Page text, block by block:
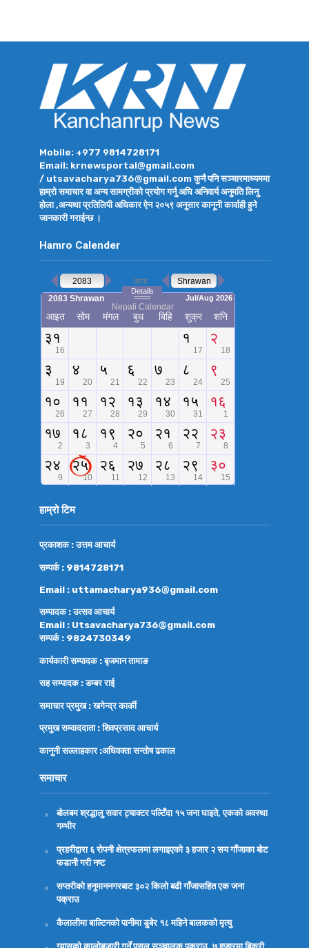
Mobile: +977 9814728171
Email: krnewsportal@gmail.com
/ utsavacharya736@gmail.com कुनै पनि सञ्चारमाध्यममा
हाम्रो समाचार वा अन्य सामग्रीको प्रयोग गर्नु अघि अनिवार्य अनुमति लिनु
होला ,अन्यथा प्रतिलिपी अधिकार ऐन २०५९ अनुसार कानूनी कार्वाही हुने
जानकारी गराईन्छ ।
Hamro Calender
हाम्रो टिम
प्रकाशक : उत्तम आचार्य
सम्पर्क : 9814728171
Email : uttamacharya936@gmail.com
सम्पादक : उत्सव आचार्य
Email : Utsavacharya736@gmail.com
सम्पर्क : 9824730349
कार्यकारी सम्पादक : बृजमान तामाङ
सह सम्पादक : डम्बर राई
समाचार प्रमुख : खगेन्द्र कार्की
प्रमुख सम्वाददाता : शिवप्रसाद आचार्य
कानुनी सल्लाहकार :अधिवक्तासन्तोष ढकाल
समाचार
बोलबम श्रद्धालु सवार ट्याक्टर पल्टिँदा १५ जना घाइते, एकको अवस्था
गम्भीर
प्रहरीद्वारा ६ रोपनी क्षेत्रफलमा लगाइएको ३ हजार २ सय गाँजाका बोट
फडानी गरी नष्ट
सप्तरीको हनुमाननगरबाट ३०२ किलो बढी गाँजासहित एक जना
पक्राउ
कैलालीमा बाल्टिनको पानीमा डुबेर १८ महिने बालकको मृत्यु
ग्यासको कालोबजारी गर्ने पसल सञ्चालक पक्राउ, ७ हजारमा बिक्री